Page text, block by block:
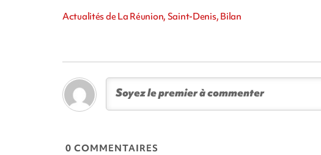
Actualités de La Réunion, Saint-Denis, Bilan
0 COMMENTAIRES